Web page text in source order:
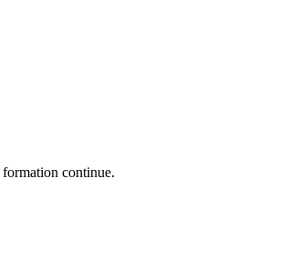
continue.